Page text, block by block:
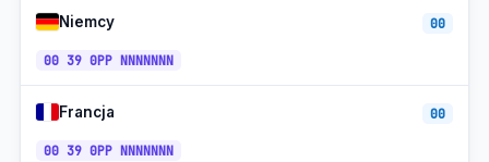
Niemcy 00
00 39 0PP NNNNNNN
Francja 00
00 39 0PP NNNNNNN